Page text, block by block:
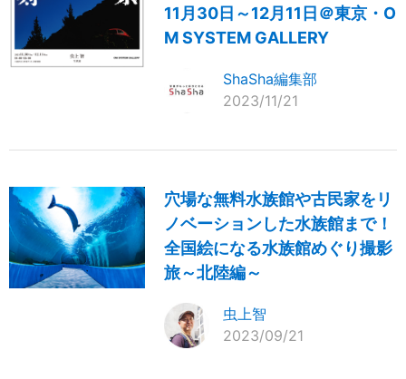
11月30日～12月11日＠東京・O
M SYSTEM GALLERY
ShaSha編集部
2023/11/21
穴場な無料水族館や古民家をリ
ノベーションした水族館まで！
全国絵になる水族館めぐり撮影
旅～北陸編～
虫上智
2023/09/21